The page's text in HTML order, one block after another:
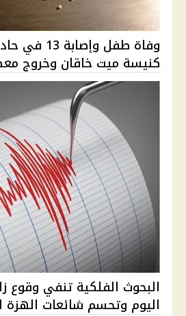
وفاة طفل
كنيسة ميت خاقان وخروج
البحوث الفلكية تنفي وقوع
اليوم وتحسم شائعات الهزة